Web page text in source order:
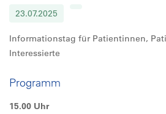
23.07.2025
Informationstag für Patientinnen,
Interessierte
Programm
15.00 Uhr